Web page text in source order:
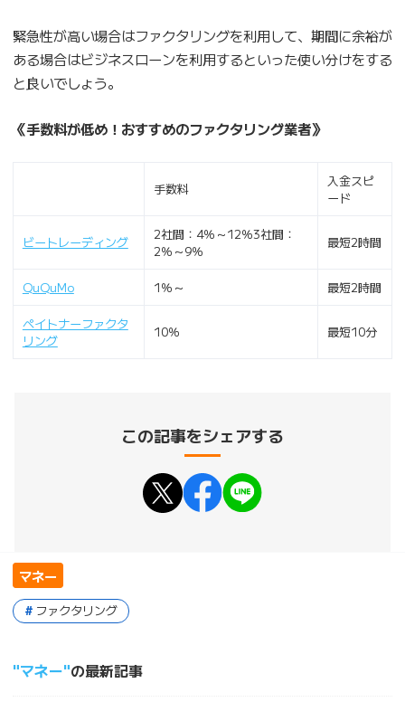
緊急性が高い場合はファクタリングを利用して、期間に余裕が
ある場合はビジネスローンを利用するといった使い分けをする
と良いでしょう。
《手数料が低め！おすすめのファクタリング業者》
手数料
入金スピ
ード
ビートレーディング
2社間：4％～12％3社間：
2％～9％
最短2時間
QuQuMo 1％～ 最短2時間
ペイトナーファクタ
リング
10％ 最短10分
この記事をシェアする
マネー
ファクタリング
マネー の最新記事